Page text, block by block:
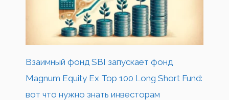
Взаимный фонд SBI запускает фонд
Magnum Equity Ex Top 100 Long Short Fund:
вот что нужно знать инвесторам